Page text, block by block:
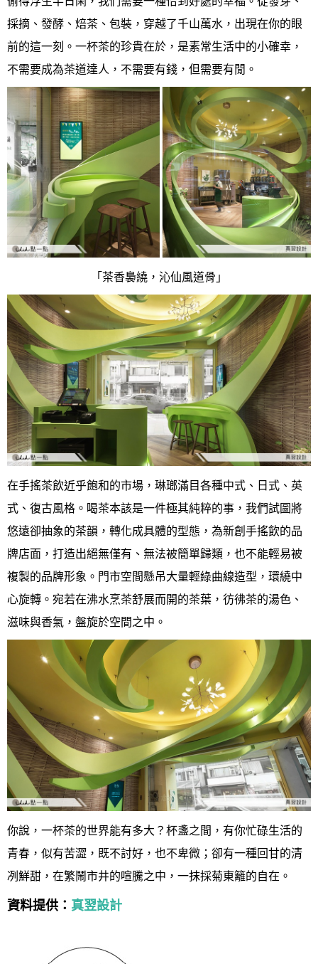
採摘、發酵、焙茶、包裝， 穿越了千山萬水，出現在你的眼
前的這一刻。 一杯茶的珍貴在於，是素常生活中的小確幸，
不需要成為茶道達人， 不需要有錢，但需要有閒。
「茶香裊繞，沁仙風道骨」
在手搖茶飲近乎飽和的市場，琳瑯滿目各種中式、日式、英
式、復古風格。喝茶本該是一件極其純粹的事，我們試圖將
悠遠卻抽象的茶韻，轉化成具體的型態，為新創手搖飲的品
牌店面，打造出絕無僅有、無法被簡單歸類，也不能輕易被
複製的品牌形象。門市空間懸吊大量輕綠曲線造型，環繞中
心旋轉。宛若在沸水烹茶舒展而開的茶葉，彷彿茶的湯色、
滋味與香氣，盤旋於空間之中。
你說，一杯茶的世界能有多大？杯盞之間，有你忙碌生活的
青春，似有苦澀，既不討好，也不卑微；卻有一種回甘的清
冽鮮甜，在繁鬧市井的喧騰之中，一抹採菊東籬的自在。
資料提供： 真翌設計